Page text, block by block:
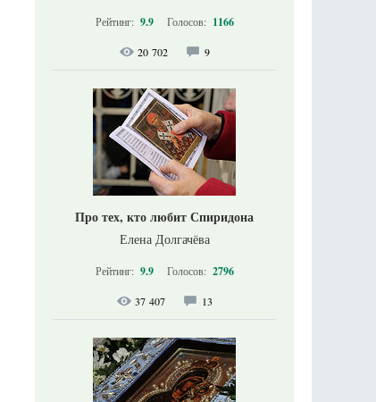
Рейтинг: 9.9 Голосов: 1166
20 702 9
Про тех, кто любит Спиридона
Елена Долгачёва
Рейтинг: 9.9 Голосов: 2796
37 407 13